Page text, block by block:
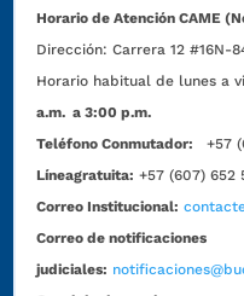
Horario de Atención CAME
Dirección:Carrera 12 #16N-
Horario habitual de lunes a
a.m. a 3:00 p.m.
Teléfono Conmutador:
+57
Líneagratuita: +57 (607) 652
Correo Institucional:
Correo de notificaciones
judiciales: